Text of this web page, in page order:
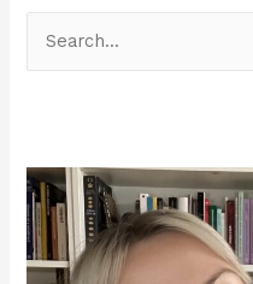
r
p
o
r